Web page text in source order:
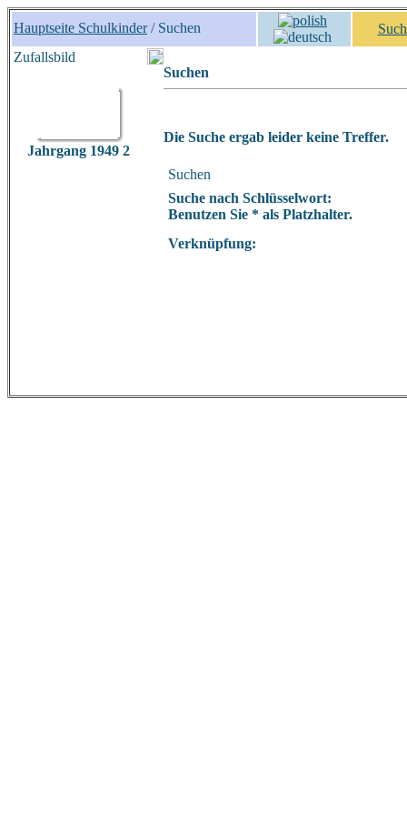
Hauptseite Schulkinder/ Suchen
Zufallsbild
Jahrgang 1949 2
Suchen
Die Suche ergab leider keine Treffer.
Suchen
Suche nach Schlüsselwort:
Benutzen Sie * als Platzhalter.
Verknüpfung: